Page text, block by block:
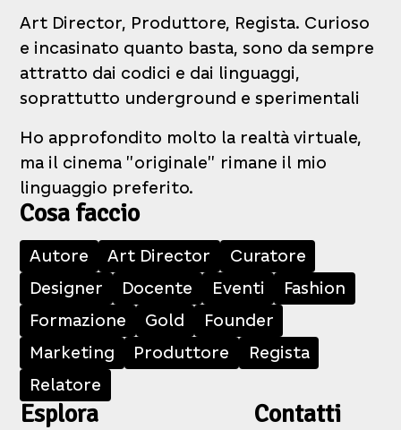
Art Director, Produttore, Regista. Curioso
e incasinato quanto basta, sono da sempre
attratto dai codici e dai linguaggi,
soprattutto underground e sperimentali
Ho approfondito molto la realtà virtuale,
ma il cinema "originale" rimane il mio
linguaggio preferito.
Cosa faccio
Autore Art Director
Curatore
Designer
Docente Eventi
Fashion
Formazione
Gold
Founder
Marketing
Produttore
Regista
Relatore
Esplora Contatti